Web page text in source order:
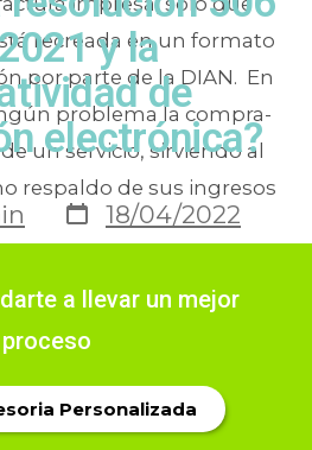
y la
de
electrónica?
18/04/2022
Facturación
,Gestión de
,IPS
,Soluciones para IPS
para la
recreada en un formato
por parte de la DIAN. En
problema la compra-
un servicio, sirviendo al
respaldo de sus ingresos
a llevar un mejor
proceso
Personalizada